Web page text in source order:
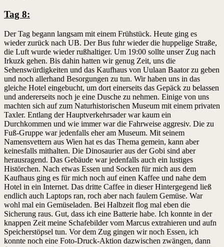
Tag 8:
Der Tag begann langsam mit einem Frühstück. Heute ging es
wieder zurück nach UB. Der Bus fuhr wieder die huppelige Straße,
die Luft wurde wieder rußhaltiger. Um 19:00 sollte unser Zug nach
Irkuzk gehen. Bis dahin hatten wir genug Zeit, uns die
Sehenswürdigkeiten und das Kaufhaus von Uulaan Baator zu geben
und noch allerhand Besorgungen zu tun. Wir haben uns in das
gleiche Hotel eingebucht, um dort einerseits das Gepäck zu belassen
und andererseits noch je eine Dusche zu nehmen. Einige von uns
machten sich auf zum Naturhistorischen Museum mit einem privaten
Taxler. Entlang der Hauptverkehrsader war kaum ein
Durchkommen und wie immer war die Fahrweise aggresiv. Die zu
Fuß-Gruppe war jedenfalls eher am Museum. Mit seinem
Namensvettern aus Wien hat es das Thema gemein, kann aber
keinesfalls mithalten. Die Dinosaurier aus der Gobi sind aber
herausragend. Das Gebäude war jedenfalls auch ein lustiges
Histörchen. Nach etwas Essen und Socken für mich aus dem
Kaufhaus ging es für mich noch auf einen Kaffee und nahe dem
Hotel in ein Internet. Das dritte Caffee in dieser Hintergegend ließ
endlich auch Laptops ran, roch aber nach faulem Gemüse. War
wohl mal ein Gemüseladen. Bei Halbzeit flog mal eben die
Sicherung raus. Gut, dass ich eine Batterie habe. Ich konnte in der
knappen Zeit meine Schafebilder vom Marcus extrahieren und aufn
Speicherstöpsel tun. Vor dem Zug gingen wir noch Essen, ich
konnte noch eine Foto-Druck-Aktion dazwischen zwängen, dann